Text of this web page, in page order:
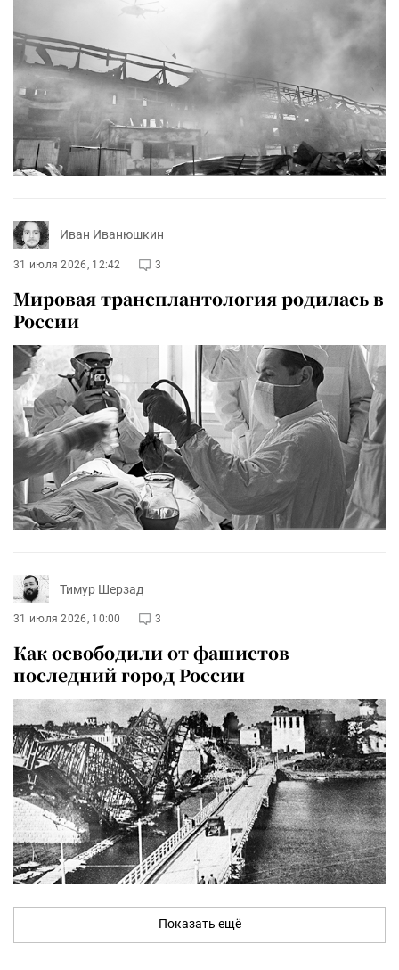
Иван Иванюшкин
31 июля 2026, 12:42 3
Мировая трансплантология родилась в
России
Тимур Шерзад
31 июля 2026, 10:00 3
Как освободили от фашистов
последний город России
Показать ещё